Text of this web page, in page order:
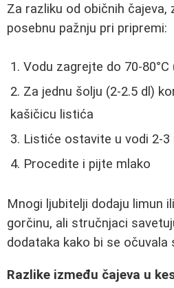
Za razliku od običnih čajeva,
posebnu pažnju pri pripremi:
Vodu zagrejte do 70-80°C
Za jednu šolju (2-2.5 dl)
kašičicu listića
Listiće ostavite u vodi 2-3
Procedite i pijte mlako
Mnogi ljubitelji dodaju limun
gorčinu, ali stručnjaci
dodataka kako bi se očuvala
Razlike između čajeva u